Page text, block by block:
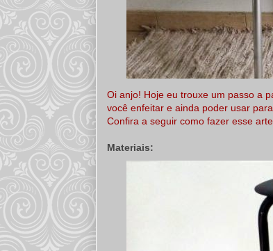
Oi anjo! Hoje eu trouxe um passo a
você enfeitar e ainda poder usar
Confira a seguir como fazer esse
Materiais: